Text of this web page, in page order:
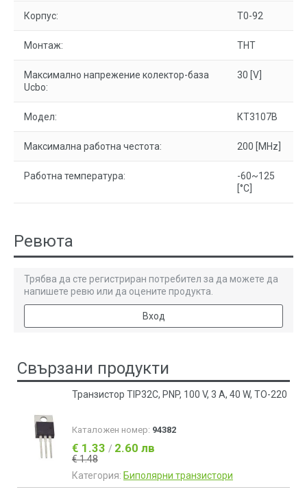
Корпус: T0-92
Монтаж: THT
Максимално напрежение колектор-база
Ucbo:
30 [V]
Модел: КТ3107В
Максимална работна честота: 200 [MHz]
Работна температура:
-60~125
[°C]
Ревюта
Трябва да сте регистриран потребител за да можете да
напишете ревю или да оцените продукта.
Вход
Свързани продукти
Транзистор TIP32C, PNP, 100 V, 3 A, 40 W, TO-220
Каталожен номер: 94382
€ 1.33 / 2.60 лв
€ 1.48
Категория: Биполярни транзистори